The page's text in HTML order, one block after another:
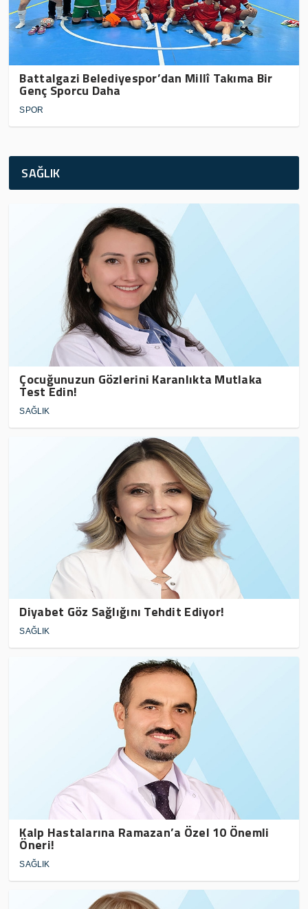
Battalgazi Belediyespor’dan Millî Takıma Bir
Genç Sporcu Daha
SPOR
SAĞLIK
Çocuğunuzun Gözlerini Karanlıkta Mutlaka
Test Edin!
SAĞLIK
Diyabet Göz Sağlığını Tehdit Ediyor!
SAĞLIK
Kalp Hastalarına Ramazan’a Özel 10 Önemli
Öneri!
SAĞLIK